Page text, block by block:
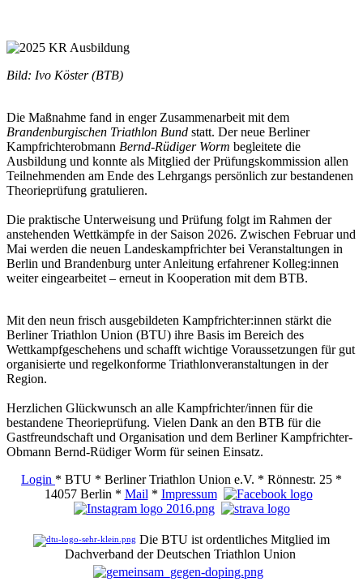
Bild: Ivo Köster (BTB)
Die Maßnahme fand in enger Zusammenarbeit mit dem
Brandenburgischen Triathlon Bund statt. Der neue Berliner
Kampfrichterobmann Bernd-Rüdiger Worm begleitete die
Ausbildung und konnte als Mitglied der Prüfungskommission allen
Teilnehmenden am Ende des Lehrgangs persönlich zur bestandenen
Theorieprüfung gratulieren.
Die praktische Unterweisung und Prüfung folgt im Rahmen der
anstehenden Wettkämpfe in der Saison 2026. Zwischen Februar und
Mai werden die neuen Landeskampfrichter bei Veranstaltungen in
Berlin und Brandenburg unter Anleitung erfahrener Kolleg:innen
weiter eingearbeitet – erneut in Kooperation mit dem BTB.
Mit den neun frisch ausgebildeten Kampfrichter:innen stärkt die
Berliner Triathlon Union (BTU) ihre Basis im Bereich des
Wettkampfgeschehens und schafft wichtige Voraussetzungen für gut
organisierte und regelkonforme Triathlonveranstaltungen in der
Region.
Herzlichen Glückwunsch an alle Kampfrichter/innen für die
bestandene Theorieprüfung. Vielen Dank an den BTB für die
Gastfreundschaft und Organisation und dem Berliner Kampfrichter-
Obmann Bernd-Rüdiger Worm für seinen Einsatz.
Login * BTU * Berliner Triathlon Union e.V. * Rönnestr. 25 *
14057 Berlin * Mail * Impressum
Die BTU ist ordentliches Mitglied im
Dachverband der Deutschen Triathlon Union